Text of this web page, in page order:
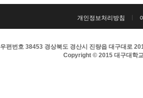
개인정보처리방침
우편번호 38453 경상북도 경산시 진량읍 대구대로
Copyright © 2015 대구대학